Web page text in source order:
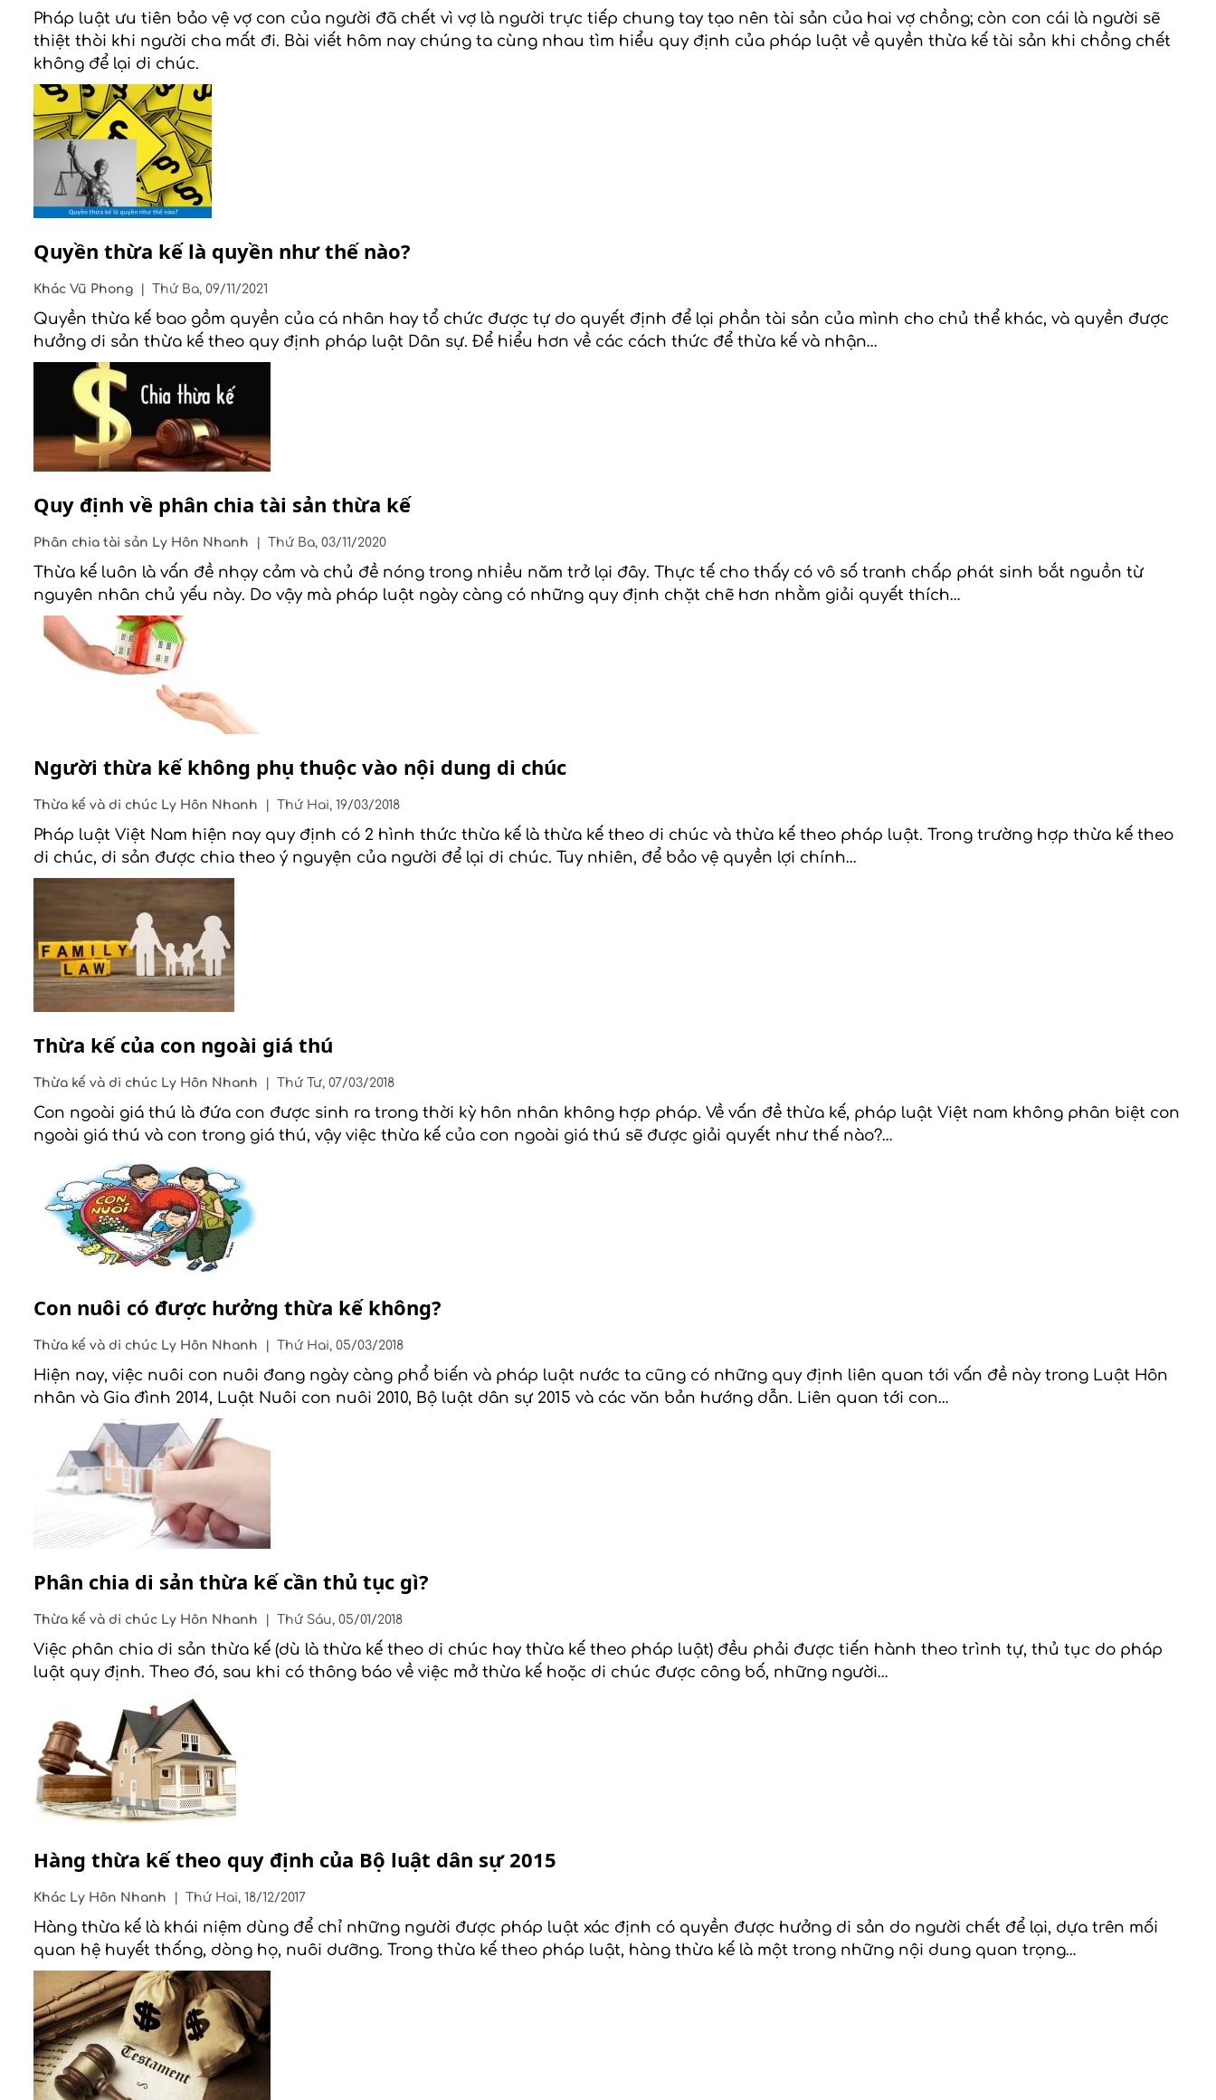
Pháp luật ưu tiên bảo vệ vợ con của người đã chết vì vợ là người trực tiếp chung tay tạo nên tài sản của hai vợ chồng; còn con cái là người sẽ
thiệt thòi khi người cha mất đi. Bài viết hôm nay chúng ta cùng nhau tìm hiểu quy định của pháp luật về quyền thừa kế tài sản khi chồng chết
không để lại di chúc.
Quyền thừa kế là quyền như thế nào?
Khác Vũ Phong Thứ Ba, 09/11/2021
Quyền thừa kế bao gồm quyền của cá nhân hay tổ chức được tự do quyết định để lại phần tài sản của mình cho chủ thể khác, và quyền được
hưởng di sản thừa kế theo quy định pháp luật Dân sự. Để hiểu hơn về các cách thức để thừa kế và nhận…
Quy định về phân chia tài sản thừa kế
Phân chia tài sản Ly Hôn Nhanh Thứ Ba, 03/11/2020
Thừa kế luôn là vấn đề nhạy cảm và chủ đề nóng trong nhiều năm trở lại đây. Thực tế cho thấy có vô số tranh chấp phát sinh bắt nguồn từ
nguyên nhân chủ yếu này. Do vậy mà pháp luật ngày càng có những quy định chặt chẽ hơn nhằm giải quyết thích…
Người thừa kế không phụ thuộc vào nội dung di chúc
Thừa kế và di chúc Ly Hôn Nhanh Thứ Hai, 19/03/2018
Pháp luật Việt Nam hiện nay quy định có 2 hình thức thừa kế là thừa kế theo di chúc và thừa kế theo pháp luật. Trong trường hợp thừa kế theo
di chúc, di sản được chia theo ý nguyện của người để lại di chúc. Tuy nhiên, để bảo vệ quyền lợi chính…
Thừa kế của con ngoài giá thú
Thừa kế và di chúc Ly Hôn Nhanh Thứ Tư, 07/03/2018
Con ngoài giá thú là đứa con được sinh ra trong thời kỳ hôn nhân không hợp pháp. Về vấn đề thừa kế, pháp luật Việt nam không phân biệt con
ngoài giá thú và con trong giá thú, vậy việc thừa kế của con ngoài giá thú sẽ được giải quyết như thế nào?…
Con nuôi có được hưởng thừa kế không?
Thừa kế và di chúc Ly Hôn Nhanh Thứ Hai, 05/03/2018
Hiện nay, việc nuôi con nuôi đang ngày càng phổ biến và pháp luật nước ta cũng có những quy định liên quan tới vấn đề này trong Luật Hôn
nhân và Gia đình 2014, Luật Nuôi con nuôi 2010, Bộ luật dân sự 2015 và các văn bản hướng dẫn. Liên quan tới con…
Phân chia di sản thừa kế cần thủ tục gì?
Thừa kế và di chúc Ly Hôn Nhanh Thứ Sáu, 05/01/2018
Việc phân chia di sản thừa kế (dù là thừa kế theo di chúc hay thừa kế theo pháp luật) đều phải được tiến hành theo trình tự, thủ tục do pháp
luật quy định. Theo đó, sau khi có thông báo về việc mở thừa kế hoặc di chúc được công bố, những người…
Hàng thừa kế theo quy định của Bộ luật dân sự 2015
Khác Ly Hôn Nhanh Thứ Hai, 18/12/2017
Hàng thừa kế là khái niệm dùng để chỉ những người được pháp luật xác định có quyền được hưởng di sản do người chết để lại, dựa trên mối
quan hệ huyết thống, dòng họ, nuôi dưỡng. Trong thừa kế theo pháp luật, hàng thừa kế là một trong những nội dung quan trọng…